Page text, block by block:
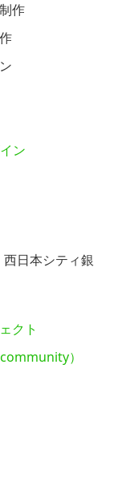
作
ン
日本シティ銀
クト
）